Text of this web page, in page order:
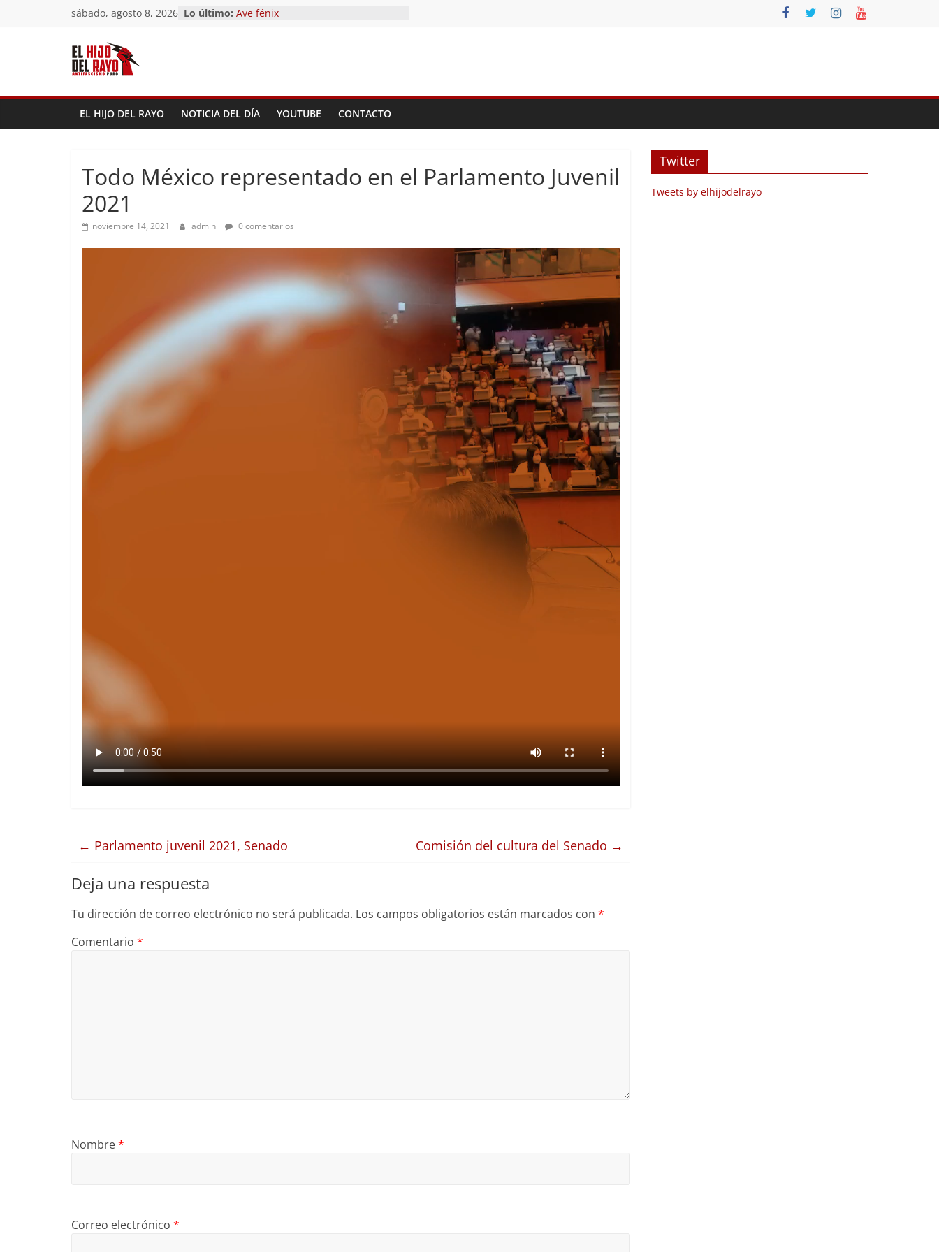
sábado, agosto 8, 2026 Lo último: Pandemonium)
EL HIJO DEL RAYO NOTICIA DEL DÍA YOUTUBE CONTACTO
Todo México representado en el Parlamento Juvenil
2021
noviembre 14, 2021 admin 0 comentarios
← Parlamento juvenil 2021, Senado Comisión del cultura del Senado →
Deja una respuesta
Tu dirección de correo electrónico no será publicada. Los campos obligatorios están marcados con *
Comentario *
Nombre*
Correo electrónico *
Twitter
Tweets by elhijodelrayo